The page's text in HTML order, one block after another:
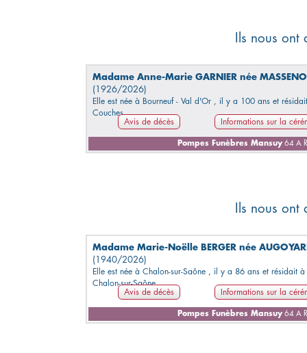
Ils nous
Madame Anne-Marie GARNIER née
(1926/2026)
Elle est née à Bourneuf - Val d'Or , il y a 100 ans et
Couches.
Avis de décès
Informations sur la
Pompes Funèbres Mansuy 64 A
Ils nous
Madame Marie-Noëlle BERGER née
(1940/2026)
Elle est née à Chalon-sur-Saône , il y a 86 ans et résidait à
Chalon-sur-Saône.
Avis de décès
Informations sur la
Pompes Funèbres Mansuy 64 A